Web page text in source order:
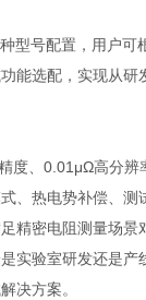
型号配置，用户可
能选配，实现从研
度、0.01μΩ高分辨
、热电势补偿、测
精密电阻测量场景
实验室研发还是产
决方案。